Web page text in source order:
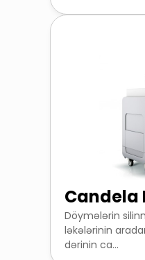
Candela
Döymələrin
ləkələrinin
dərinin ca...